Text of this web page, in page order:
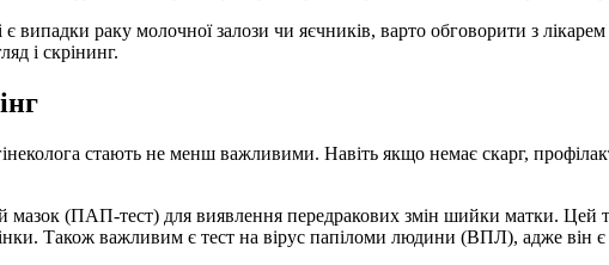
випадки раку молочної залози чи яєчників, варто обговорити з
і скрінинг.
стають не менш важливими. Навіть якщо немає скарг,
мазок (ПАП-тест) для виявлення передракових змін шийки матки. Цей
Також важливим є тест на вірус папіломи людини (ВПЛ), адже